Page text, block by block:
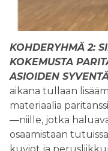
KOHDERYHMÄ 2:
KOKEMUSTA
ASIOIDEN
aikana tullaan
materiaalia
—niille, jotka
osaamistaan